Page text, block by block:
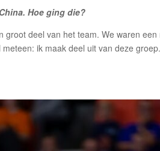
Hoe ging die?
deel van het team. We waren
ik maak deel uit van deze